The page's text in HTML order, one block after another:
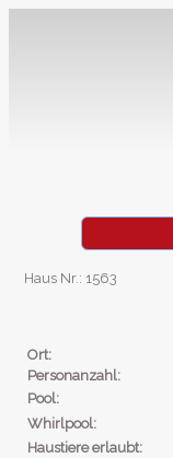
Haus Nr.: 1563
Ort:
Personanzahl:
Pool:
Whirlpool:
Haustiere erlaubt: